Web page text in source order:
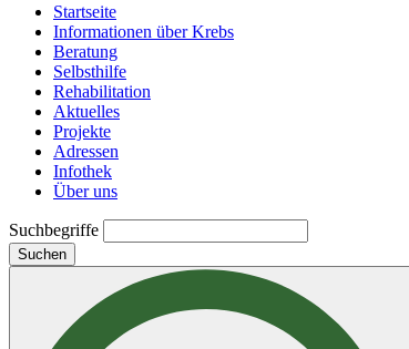
Startseite
Informationen über Krebs
Beratung
Selbsthilfe
Rehabilitation
Aktuelles
Projekte
Adressen
Infothek
Über uns
Suchbegriffe
Suchen